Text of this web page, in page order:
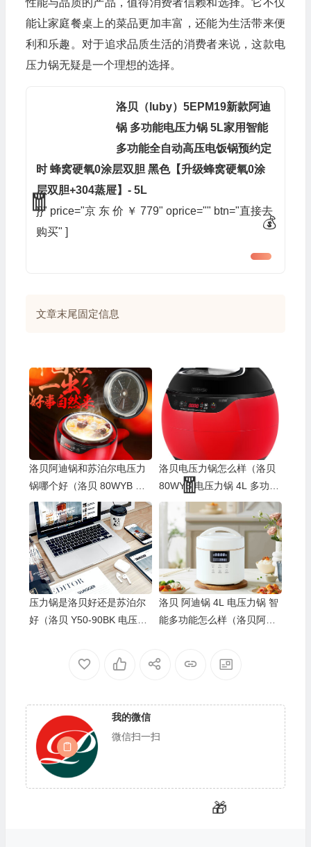
性能与品质的产品，值得消费者信赖和选择。它不仅
能让家庭餐桌上的菜品更加丰富，还能为生活带来便
利和乐趣。对于追求品质生活的消费者来说，这款电
压力锅无疑是一个理想的选择。
洛贝（luby）5EPM19新款阿迪
锅 多功能电压力锅 5L家用智能
多功能全自动高压电饭锅预约定
时 蜂窝硬氧0涂层双胆 黑色【升级蜂窝硬氧0涂
层双胆+304蒸屉】- 5L
}}" price="京 东 价 ￥ 779" oprice="" btn="直接去
购买" ]
文章末尾固定信息
洛贝阿迪锅和苏泊尔电压力
锅哪个好（洛贝 80WYB 电
压力锅 4L 智能家用多功能
阿迪锅体验效果好吗）
洛贝电压力锅怎么样（洛贝
80WYB 电压力锅 4L 多功能
智能阿迪锅质量烂不烂）
压力锅是洛贝好还是苏泊尔
好（洛贝 Y50-90BK 电压力
洛贝 阿迪锅 4L 电压力锅 智
能多功能怎么样（洛贝阿迪
我的微信
微信扫一扫
💰
🎁